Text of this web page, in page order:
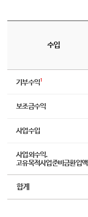
수입
합계
기부수익1
보조금수익
사업수입
사업외수익.
고유목적사업준비금환입액